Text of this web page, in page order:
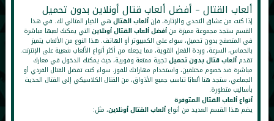
ألعاب القتال – أفضل ألعاب قتال أونلاين بدون تحميل
إذا كنت من عشاق التحدي والإثارة، فإن ألعاب القتالهي الخيار المثالي لك. في هذا
القسم ستجد مجموعة مميزة من أفضل ألعاب القتال أونلاينالتي يمكنك لعبها مباشرة
في المتصفح بدون تحميل، سواء على الكمبيوتر أو الهاتف. هذا النوع من الألعاب يتميز
بالحماس، السرعة، وردة الفعل القوية، مما يجعله من أكثر أنواع الألعاب شعبية على الإنترنت.
تقدم ألعاب قتال بدون تحميلتجربة ممتعة وفورية، حيث يمكنك الدخول في معارك
مباشرة ضد خصوم مختلفين، واستخدام مهاراتك للفوز. سواء كنت تفضل القتال الفردي أو
الجماعي، ستجد هنا ألعابًا تناسب جميع الأذواق، من القتال الكلاسيكي إلى القتال الحديث
بأساليب متطورة.
أنواع ألعاب القتال المتوفرة
يضم هذا القسم العديد من أنواع ألعاب القتال أونلاين، مثل: